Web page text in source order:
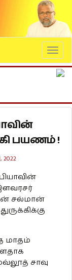
பயணம் !
2022
சல்மான்
மாதம்
சாவு